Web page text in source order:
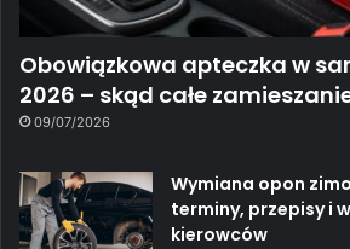
Obowiązkowa apteczka w
2026 – skąd całe
09/07/2026
Wymiana opon
terminy, przepisy i
kierowców